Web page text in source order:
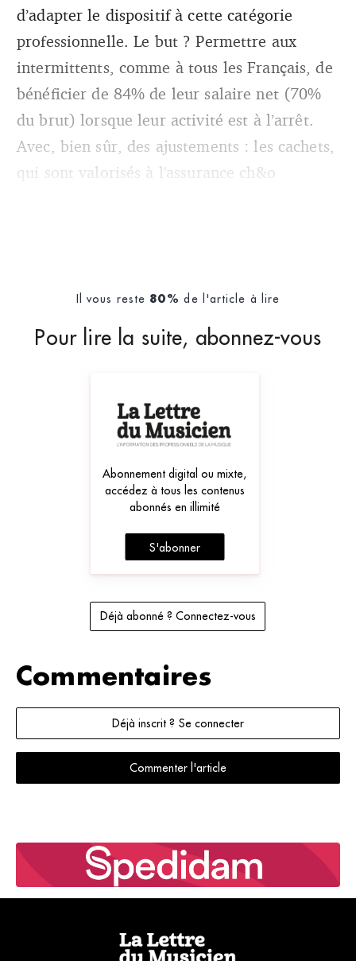
d’adapter le dispositif à cette catégorie
professionnelle. Le but ? Permettre aux
intermittents, comme à tous les Français, de
bénéficier de 84% de leur salaire net (70%
du brut) lorsque leur activité est à l’arrêt.
Avec, bien sûr, des ajustements : les cachets,
qui sont valorisés à l'assurance ch&o
Il vous reste 80% de l'article à lire
Pour lire la suite, abonnez-vous
Abonnement digital ou mixte,
accédez à tous les contenus
abonnés en illimité
S'abonner
Déjà abonné ? Connectez-vous
Commentaires
Déjà inscrit ? Se connecter
Commenter l'article